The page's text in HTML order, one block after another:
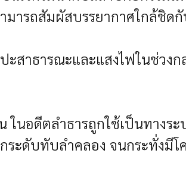
รถสัมผัสบรรยากาศใกล้ชิด
สาธารณะและแสงไฟในช่วง
นอดีตลำธารถูกใช้เป็นทางร
ะดับทับลำคลอง จนกระทั่งมี